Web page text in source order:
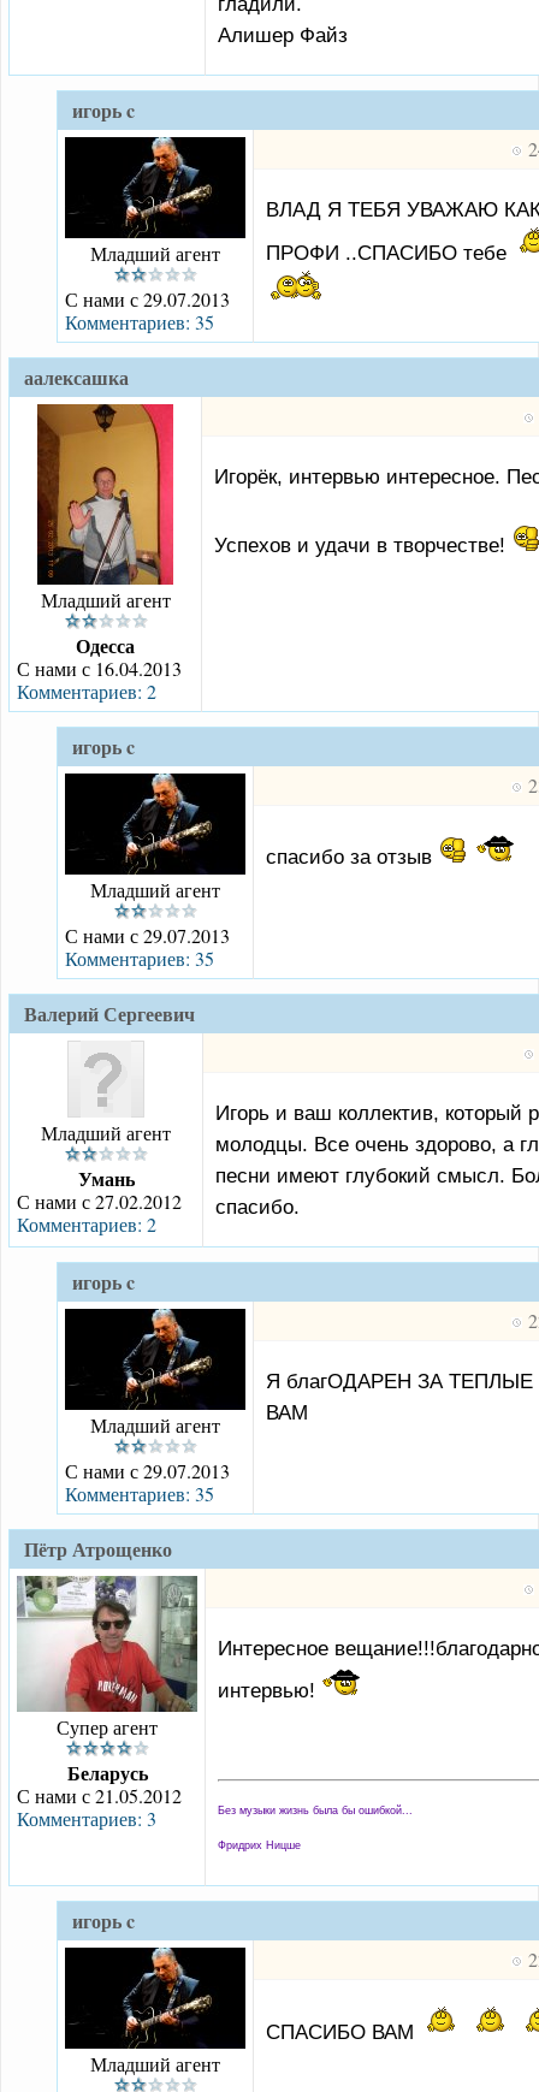
Алишер Файз
игорь c
Младший агент
С нами с 29.07.2013
Комментариев: 35
ВЛАД Я ТЕБЯ УВАЖАЮ
ПРОФИ ..СПАСИБО тебе
аалексашка
Младший агент
Одесса
С нами с 16.04.2013
Комментариев: 2
Игорёк, интервью интересное.
Успехов и удачи в творчестве!
игорь c
Младший агент
С нами с 29.07.2013
Комментариев: 35
спасибо за отзыв
Валерий Сергеевич
Младший агент
Умань
С нами с 27.02.2012
Комментариев: 2
Игорь и ваш коллектив, который
молодцы. Все очень здорово, а
песни имеют глубокий смысл.
спасибо.
игорь c
Младший агент
С нами с 29.07.2013
Комментариев: 35
Я благОДАРЕН ЗА
ВАМ
Пётр Атрощенко
Супер агент
Беларусь
С нами с 21.05.2012
Комментариев: 3
Интересное
интервью!
Без музыки жизнь была бы ошибкой...
Фридрих Ницше
игорь c
Младший агент
СПАСИБО ВАМ